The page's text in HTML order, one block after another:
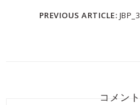
PREVIOUS ARTICLE:
コメン